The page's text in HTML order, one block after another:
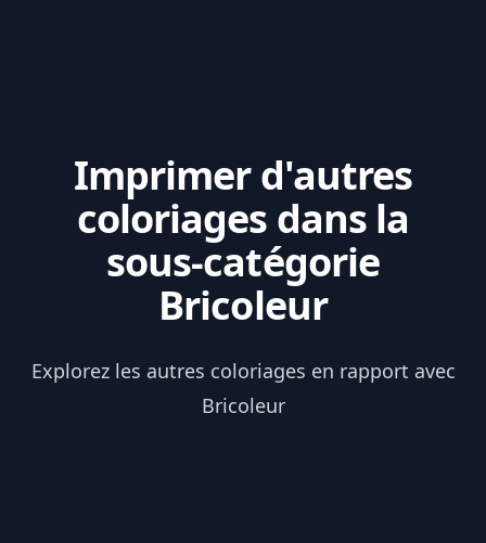
Imprimer d'autres
coloriages dans la
sous-catégorie
Bricoleur
Explorez les autres coloriages en rapport avec
Bricoleur